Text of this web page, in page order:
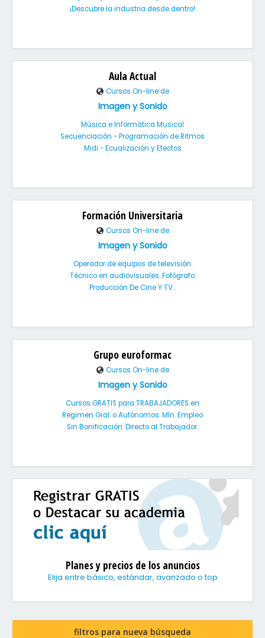
¡Descubre la industria desde dentro!
Aula Actual
Cursos On-line de
Imagen y Sonido
Música e Informática Musical
Secuenciación - Programación de Ritmos
Midi - Ecualización y Efectos
Formación Universitaria
Cursos On-line de
Imagen y Sonido
Operador de equipos de televisión.
Técnico en audiovisuales. Fotógrafo.
Producción De Cine Y TV...
Grupo euroformac
Cursos On-line de
Imagen y Sonido
Cursos GRATIS para TRABAJADORES en
Regimen Gral. o Autónomos. MIn. Empleo
Sin Bonificación. Directo al Trabajador.
Planes y precios de los anuncios
Elija entre básico, estándar, avanzado o top
filtros para nueva búsqueda